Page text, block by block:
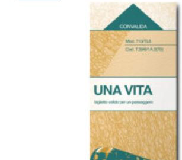
varianti.
Le
opzioni
essere
scelte
nella
pagina
del